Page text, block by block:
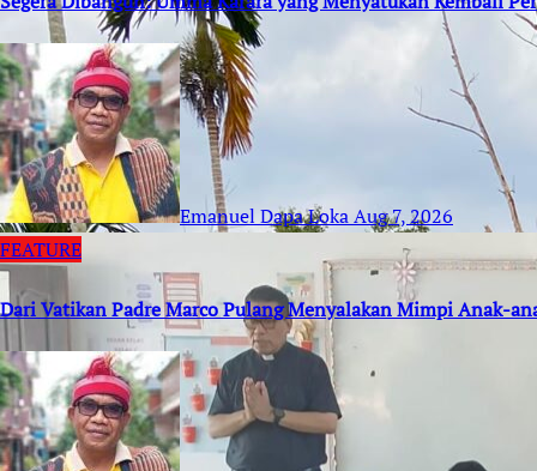
Emanuel Dapa LokaAug 7, 2026
FEATURE
Dari Vatikan Padre Marco Pulang Menyalakan Mimpi Anak-